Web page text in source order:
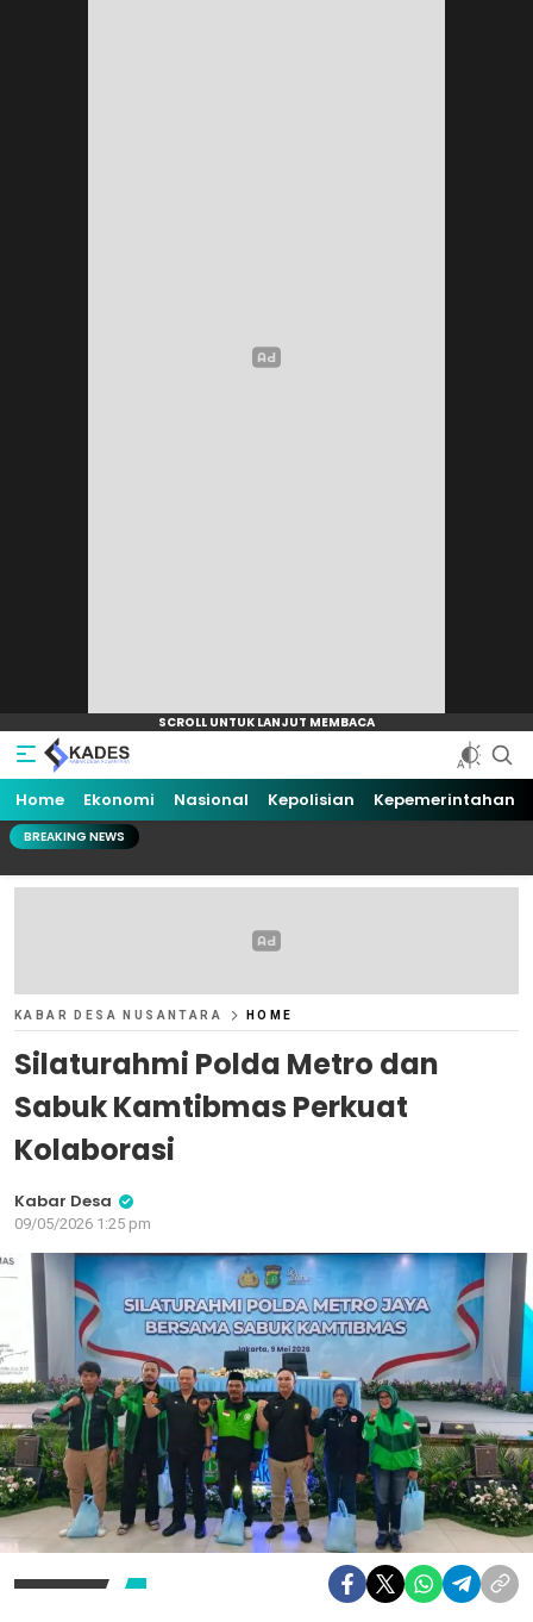
Home Ekonomi Nasional Kepolisian Kepemerintahan
BREAKING NEWS
KABAR DESA NUSANTARA HOME
Silaturahmi Polda Metro dan
Sabuk Kamtibmas Perkuat
Kolaborasi
Kabar Desa
09/05/2026 1:25 pm